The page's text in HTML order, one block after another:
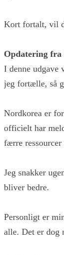
Kort fortalt, vil
Opdatering fra
I denne udgave
jeg fortælle, så
Nordkorea er
officielt har
færre
Jeg snakker
bliver bedre.
Personligt er
alle. Det er dog